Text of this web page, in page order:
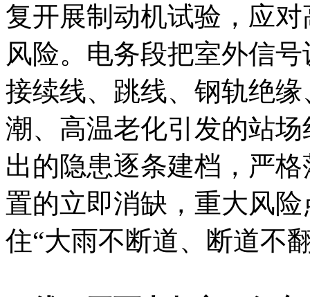
复开展制动机试验，应
风险。电务段把室外信
接续线、跳线、钢轨绝
潮、高温老化引发的站
出的隐患逐条建档，严
置的立即消缺，重大风
住“大雨不断道、断道不